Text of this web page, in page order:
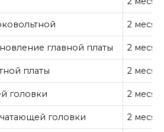
2
главной платы 2
платы 2
головки 2
головки 2